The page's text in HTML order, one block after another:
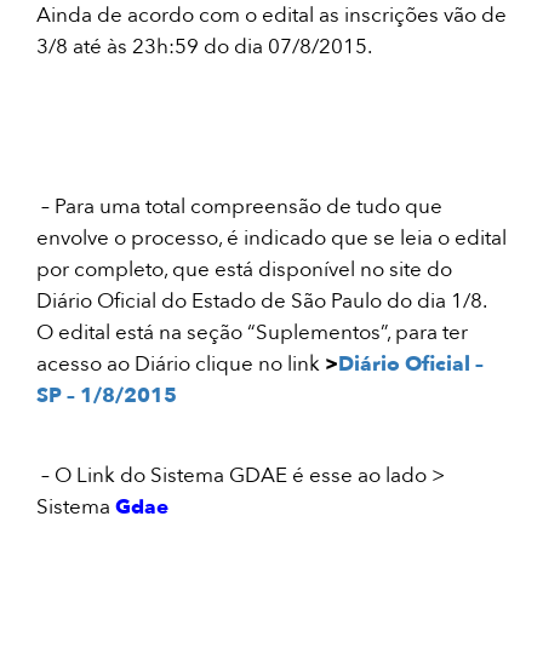
Ainda de acordo com o edital as inscrições vão de
3/8 até às 23h:59 do dia 07/8/2015.
– Para uma total compreensão de tudo que
envolve o processo, é indicado que se leia o edital
por completo, que está disponível no site do
Diário Oficial do Estado de São Paulo do dia 1/8.
O edital está na seção “Suplementos”, para ter
acesso ao Diário clique no link >Diário Oficial –
SP – 1/8/2015
– O Link do Sistema GDAE é esse ao lado >
Sistema Gdae